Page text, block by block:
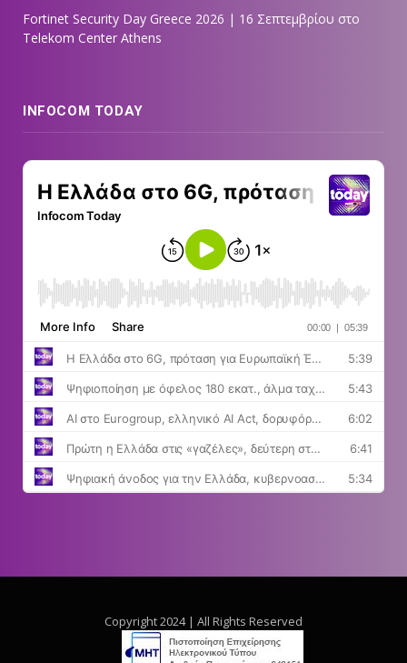
Fortinet Security Day Greece 2026 | 16 Σεπτεμβρίου στο
Telekom Center Athens
INFOCOM TODAY
Copyright 2024 | All Rights Reserved